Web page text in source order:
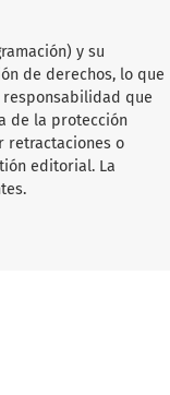
y su
de derechos, lo que
que
de la protección
retractaciones o
editorial. La